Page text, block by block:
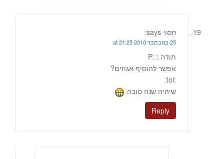
חסוי says:
25 בנובמבר 2010 at 21:25
תודה : :P
אפשר להוסיף אגוזים?
:lol:
שיהיה שנה טובה
Reply